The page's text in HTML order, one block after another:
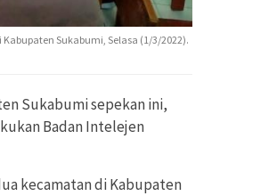
Sukabumi, Selasa (1/3/2022).
Sukabumi sepekan ini,
Badan Intelejen
kecamatan di Kabupaten